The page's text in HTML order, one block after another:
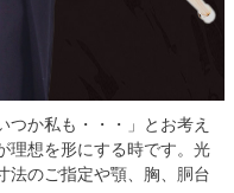
つか私も・・・」とお考え
理想を形にする時です。光
法のご指定や顎、胸、胴台